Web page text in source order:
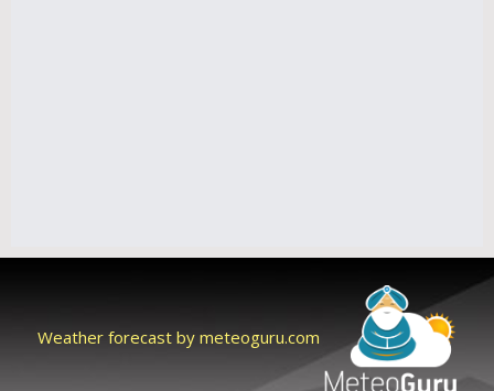
Weather forecast by meteoguru.com